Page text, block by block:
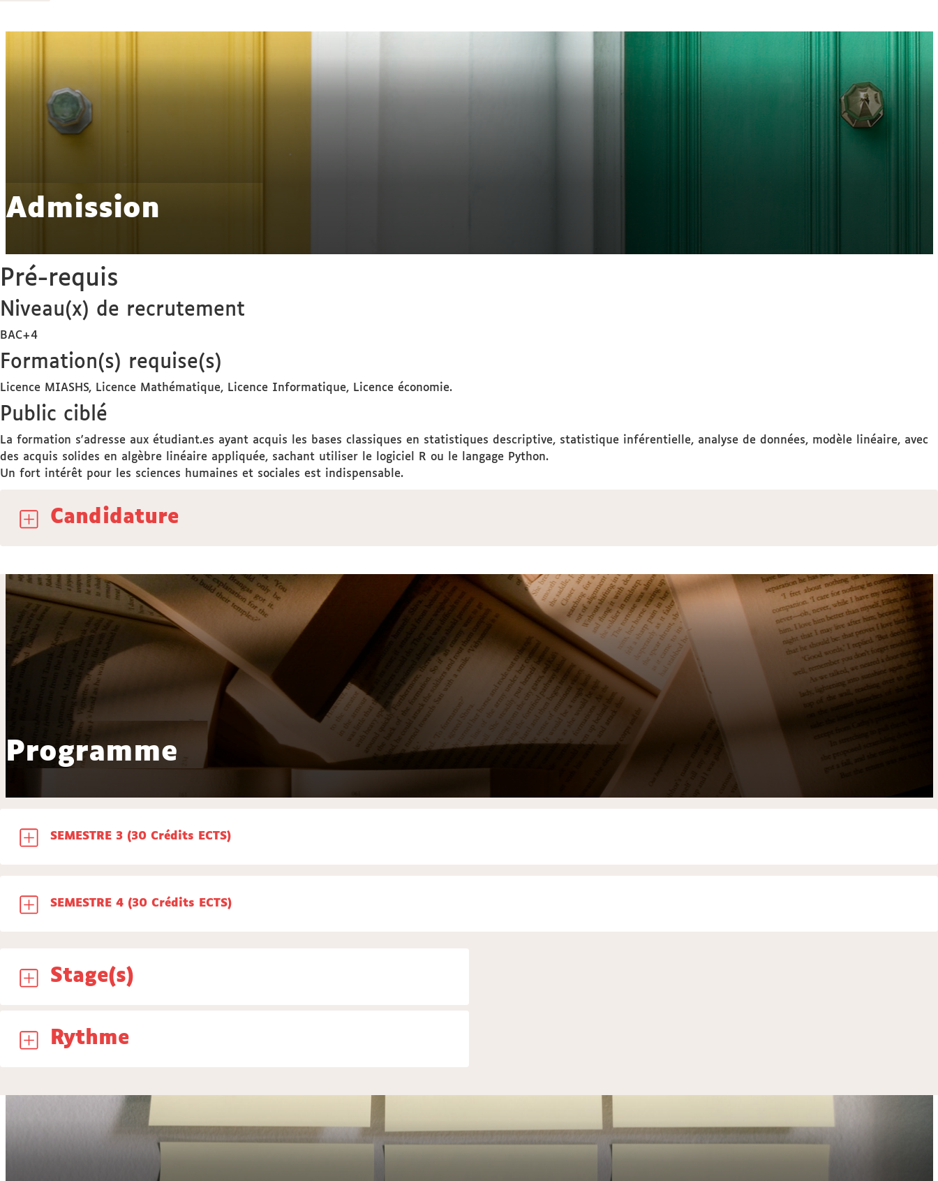
Admission
Pré-requis
Niveau(x) de recrutement
BAC+4
Formation(s) requise(s)
Licence MIASHS, Licence Mathématique, Licence Informatique, Licence économie.
Public ciblé
La formation s'adresse aux étudiant.es ayant acquis les bases classiques en statistiques descriptive, statistique inférentielle, analyse de données, modèle linéaire, avec
des acquis solides en algèbre linéaire appliquée, sachant utiliser le logiciel R ou le langage Python.
Un fort intérêt pour les sciences humaines et sociales est indispensable.
Candidature
Programme
SEMESTRE 3 (30 Crédits ECTS)
SEMESTRE 4 (30 Crédits ECTS)
Stage(s)
Rythme